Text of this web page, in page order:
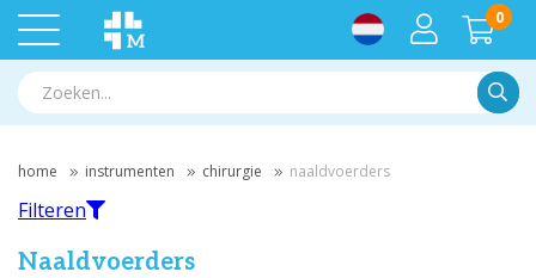
0
home instrumenten chirurgie naaldvoerders
Filteren
Naaldvoerders